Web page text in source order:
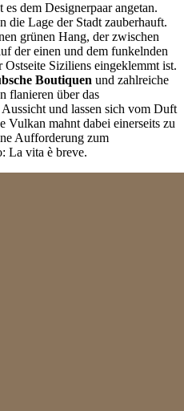
es dem Designerpaar angetan.
die Lage der Stadt zauberhauft.
grünen Hang, der zwischen
der einen und dem funkelnden
Ostseite Siziliens eingeklemmt ist.
Boutiquen und zahlreiche
flanieren über das
und lassen sich vom Duft
Vulkan mahnt dabei einerseits zu
Aufforderung zum
La vita è breve.